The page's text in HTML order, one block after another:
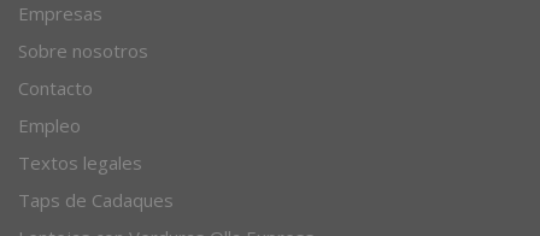
Empresas
Sobre nosotros
Contacto
Empleo
Textos legales
Taps de Cadaques